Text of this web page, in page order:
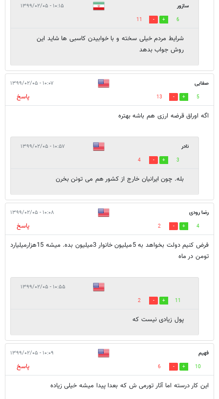
سازور ۱۰:۱۵ - ۱۳۹۹/۰۲/۰۵
6
11
شرایط مردم خیلی سخته و با خوابیدن کاسبی ها شاید این
روش جواب بدهد
صفایی ۱۰:۰۷ - ۱۳۹۹/۰۲/۰۵
5
13
پاسخ
اگه اوراق قرضه ارزی هم باشه بهتره
نادر ۱۰:۵۷ - ۱۳۹۹/۰۲/۰۵
3
4
بله. چون ایرانیان خارج از کشور هم می تونن بخرن
رضا رودی ۱۰:۰۸ - ۱۳۹۹/۰۲/۰۵
4
2
پاسخ
فرض کنیم دولت بخواهد به 5میلیون خانوار 3میلیون بده. میشه 15هزارمیلیارد
تومن در ماه
۱۰:۵۵ - ۱۳۹۹/۰۲/۰۵
11
2
پول زیادی نیست که
فهیم ۱۰:۰۹ - ۱۳۹۹/۰۲/۰۵
10
6
پاسخ
این کار درسته اما آثار تورمی ش که بعدا پیدا میشه خیلی زیاده